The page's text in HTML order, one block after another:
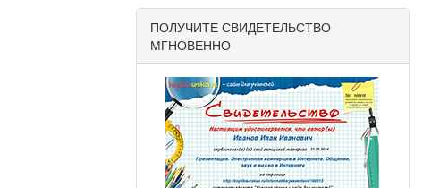
ПОЛУЧИТЕ СВИДЕТЕЛЬСТВО
МГНОВЕННО